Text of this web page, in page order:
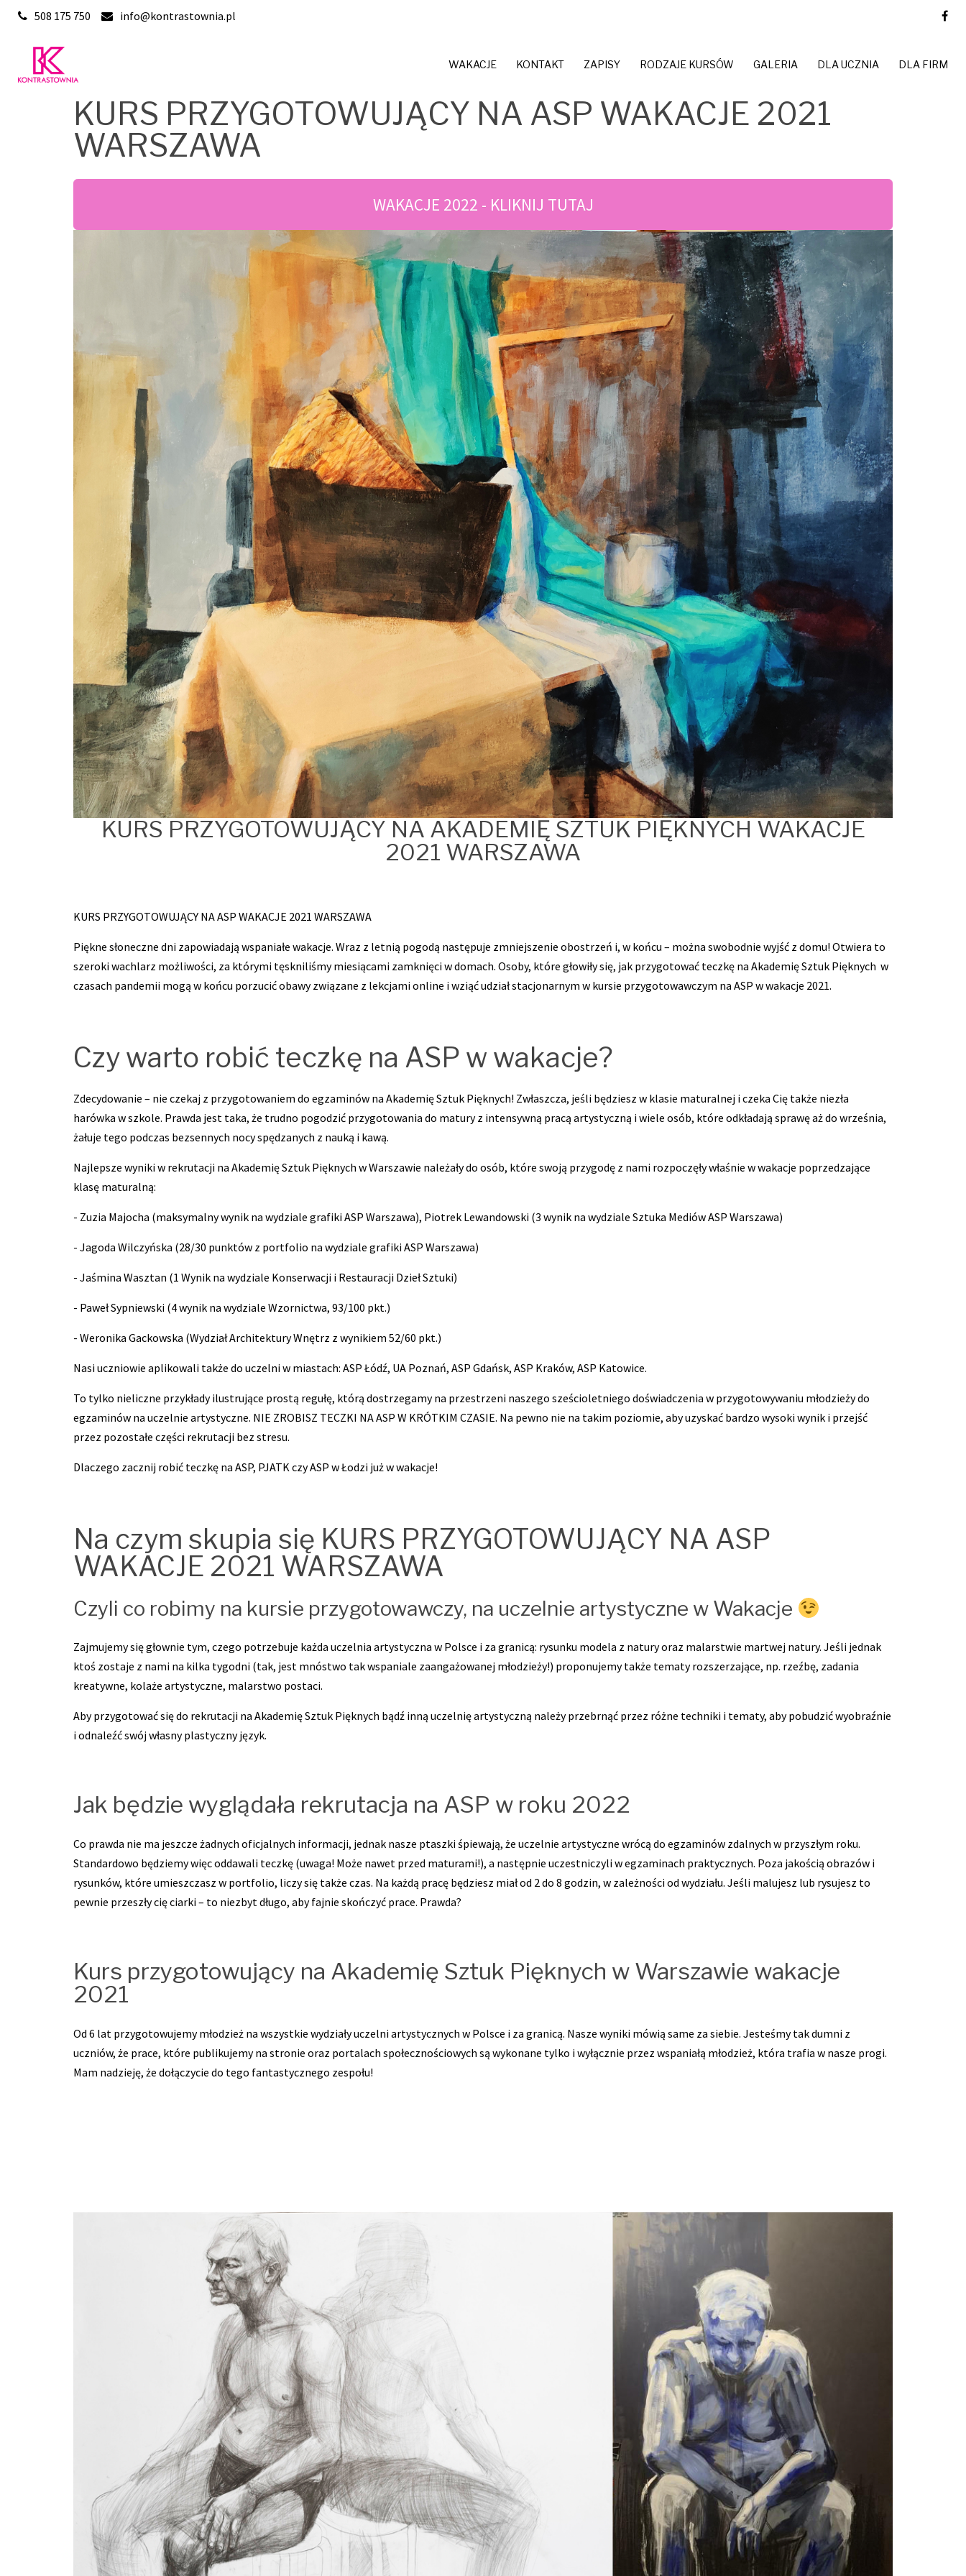
Skip
508 175 750 info@kontrastownia.pl
WAKACJE KONTAKT ZAPISY RODZAJE KURSÓW GALERIA DLA UCZNIA DLA FIRM
KURS PRZYGOTOWUJĄCY NA ASP WAKACJE 2021
WARSZAWA
WAKACJE 2022 - KLIKNIJ TUTAJ
KURS PRZYGOTOWUJĄCY NA AKADEMIĘ SZTUK PIĘKNYCH WAKACJE
2021 WARSZAWA
KURS PRZYGOTOWUJĄCY NA ASP WAKACJE 2021 WARSZAWA
Piękne słoneczne dni zapowiadają wspaniałe wakacje. Wraz z letnią pogodą następuje zmniejszenie obostrzeń i, w końcu – można swobodnie wyjść z domu! Otwiera to
szeroki wachlarz możliwości, za którymi tęskniliśmy miesiącami zamknięci w domach. Osoby, które głowiły się, jak przygotować teczkę na Akademię Sztuk Pięknych w
czasach pandemii mogą w końcu porzucić obawy związane z lekcjami online i wziąć udział stacjonarnym w kursie przygotowawczym na ASP w wakacje 2021.
Czy warto robić teczkę na ASP w wakacje?
Zdecydowanie – nie czekaj z przygotowaniem do egzaminów na Akademię Sztuk Pięknych! Zwłaszcza, jeśli będziesz w klasie maturalnej i czeka Cię także niezła
harówka w szkole. Prawda jest taka, że trudno pogodzić przygotowania do matury z intensywną pracą artystyczną i wiele osób, które odkładają sprawę aż do września,
żałuje tego podczas bezsennych nocy spędzanych z nauką i kawą.
Najlepsze wyniki w rekrutacji na Akademię Sztuk Pięknych w Warszawie należały do osób, które swoją przygodę z nami rozpoczęły właśnie w wakacje poprzedzające
klasę maturalną:
- Zuzia Majocha (maksymalny wynik na wydziale grafiki ASP Warszawa), Piotrek Lewandowski (3 wynik na wydziale Sztuka Mediów ASP Warszawa)
- Jagoda Wilczyńska (28/30 punktów z portfolio na wydziale grafiki ASP Warszawa)
- Jaśmina Wasztan (1 Wynik na wydziale Konserwacji i Restauracji Dzieł Sztuki)
- Paweł Sypniewski (4 wynik na wydziale Wzornictwa, 93/100 pkt.)
- Weronika Gackowska (Wydział Architektury Wnętrz z wynikiem 52/60 pkt.)
Nasi uczniowie aplikowali także do uczelni w miastach: ASP Łódź, UA Poznań, ASP Gdańsk, ASP Kraków, ASP Katowice.
To tylko nieliczne przykłady ilustrujące prostą regułę, którą dostrzegamy na przestrzeni naszego sześcioletniego doświadczenia w przygotowywaniu młodzieży do
egzaminów na uczelnie artystyczne. NIE ZROBISZ TECZKI NA ASP W KRÓTKIM CZASIE. Na pewno nie na takim poziomie, aby uzyskać bardzo wysoki wynik i przejść
przez pozostałe części rekrutacji bez stresu.
Dlaczego zacznij robić teczkę na ASP, PJATK czy ASP w Łodzi już w wakacje!
Na czym skupia się KURS PRZYGOTOWUJĄCY NA ASP
WAKACJE 2021 WARSZAWA
Czyli co robimy na kursie przygotowawczy, na uczelnie artystyczne w Wakacje
Zajmujemy się głownie tym, czego potrzebuje każda uczelnia artystyczna w Polsce i za granicą: rysunku modela z natury oraz malarstwie martwej natury. Jeśli jednak
ktoś zostaje z nami na kilka tygodni (tak, jest mnóstwo tak wspaniale zaangażowanej młodzieży!) proponujemy także tematy rozszerzające, np. rzeźbę, zadania
kreatywne, kolaże artystyczne, malarstwo postaci.
Aby przygotować się do rekrutacji na Akademię Sztuk Pięknych bądź inną uczelnię artystyczną należy przebrnąć przez różne techniki i tematy, aby pobudzić wyobraźnie
i odnaleźć swój własny plastyczny język.
Jak będzie wyglądała rekrutacja na ASP w roku 2022
Co prawda nie ma jeszcze żadnych oficjalnych informacji, jednak nasze ptaszki śpiewają, że uczelnie artystyczne wrócą do egzaminów zdalnych w przyszłym roku.
Standardowo będziemy więc oddawali teczkę (uwaga! Może nawet przed maturami!), a następnie uczestniczyli w egzaminach praktycznych. Poza jakością obrazów i
rysunków, które umieszczasz w portfolio, liczy się także czas. Na każdą pracę będziesz miał od 2 do 8 godzin, w zależności od wydziału. Jeśli malujesz lub rysujesz to
pewnie przeszły cię ciarki – to niezbyt długo, aby fajnie skończyć prace. Prawda?
Kurs przygotowujący na Akademię Sztuk Pięknych w Warszawie wakacje
2021
Od 6 lat przygotowujemy młodzież na wszystkie wydziały uczelni artystycznych w Polsce i za granicą. Nasze wyniki mówią same za siebie. Jesteśmy tak dumni z
uczniów, że prace, które publikujemy na stronie oraz portalach społecznościowych są wykonane tylko i wyłącznie przez wspaniałą młodzież, która trafia w nasze progi.
Mam nadzieję, że dołączycie do tego fantastycznego zespołu!